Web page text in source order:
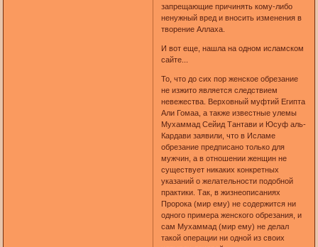
запрещающие причинять кому-либо
ненужный вред и вносить изменения в
творение Аллаха.
И вот еще, нашла на одном исламском
сайте...
То, что до сих пор женское обрезание
не изжито является следствием
невежества. Верховный муфтий Египта
Али Гомаа, а также известные улемы
Мухаммад Сейид Тантави и Юсуф аль-
Кардави заявили, что в Исламе
обрезание предписано только для
мужчин, а в отношении женщин не
существует никаких конкретных
указаний о желательности подобной
практики. Так, в жизнеописаниях
Пророка (мир ему) не содержится ни
одного примера женского обрезания, и
сам Мухаммад (мир ему) не делал
такой операции ни одной из своих